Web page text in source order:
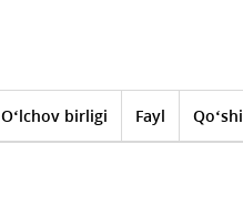
O‘lchov birligi Fayl